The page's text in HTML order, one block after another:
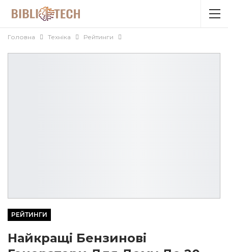
Головна Техніка Рейтинги
РЕЙТИНГИ
Найкращі Бензинові